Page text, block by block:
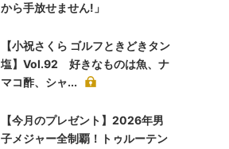
から手放せません!」
【小祝さくら ゴルフときどきタン
塩】Vol.92 好きなものは魚、ナ
マコ酢、シャ...
【今月のプレゼント】2026年男
子メジャー全制覇！トゥルーテン